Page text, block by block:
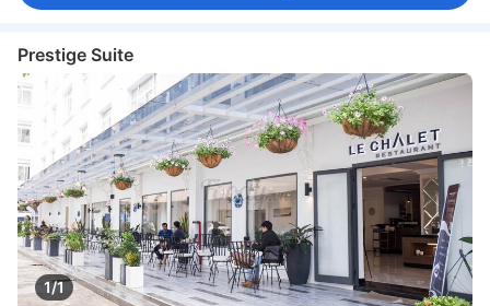
Prestige Suite
1/1